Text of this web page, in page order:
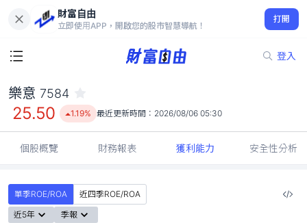
財富自由
立即使用APP，開啟您的股市智慧導航！
打開
登入
25.50
1.19%
樂意 7584
25.50 1.19% 最近更新時間： 2026/08/06 05:30
個股概覽 財務報表 獲利能力 安全性分析
單季ROE/ROA
近四季ROE/ROA
近5年
季報